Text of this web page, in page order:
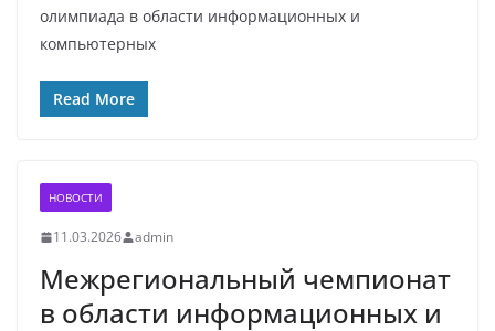
олимпиада в области информационных и
компьютерных
Read More
НОВОСТИ
11.03.2026 admin
Межрегиональный чемпионат
в области информационных и